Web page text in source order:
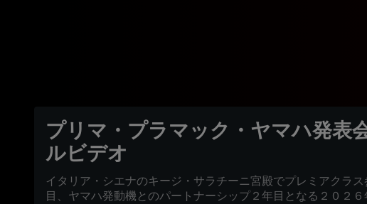
プリマ・プラマック・ヤマハ発表
ルビデオ
イタリア・シエナのキージ・サラチーニ宮殿でプレミアクラス
目、ヤマハ発動機とのパートナーシップ２年目となる２０２６